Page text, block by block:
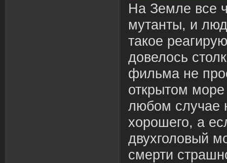
На Земле все
мутанты, и
такое
довелось
фильма не
открытом море
любом случае
хорошего, а
двухголовый
смерти